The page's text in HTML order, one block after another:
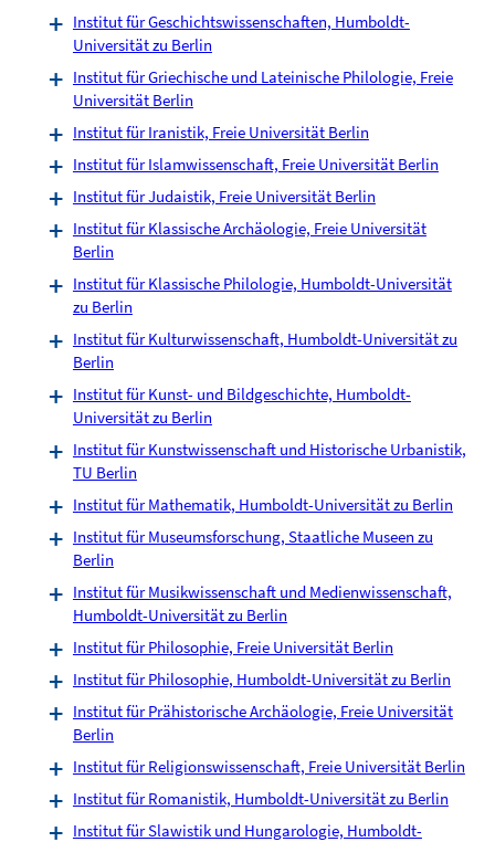
Institut für Geschichtswissenschaften, Humboldt-
Universität zu Berlin
Institut für Griechische und Lateinische Philologie, Freie
Universität Berlin
Institut für Iranistik, Freie Universität Berlin
Institut für Islamwissenschaft, Freie Universität Berlin
Institut für Judaistik, Freie Universität Berlin
Institut für Klassische Archäologie, Freie Universität
Berlin
Institut für Klassische Philologie, Humboldt-Universität
zu Berlin
Institut für Kulturwissenschaft, Humboldt-Universität zu
Berlin
Institut für Kunst- und Bildgeschichte, Humboldt-
Universität zu Berlin
Institut für Kunstwissenschaft und Historische Urbanistik,
TU Berlin
Institut für Mathematik, Humboldt-Universität zu Berlin
Institut für Museumsforschung, Staatliche Museen zu
Berlin
Institut für Musikwissenschaft und Medienwissenschaft,
Humboldt-Universität zu Berlin
Institut für Philosophie, Freie Universität Berlin
Institut für Philosophie, Humboldt-Universität zu Berlin
Institut für Prähistorische Archäologie, Freie Universität
Berlin
Institut für Religionswissenschaft, Freie Universität Berlin
Institut für Romanistik, Humboldt-Universität zu Berlin
Institut für Slawistik und Hungarologie, Humboldt-